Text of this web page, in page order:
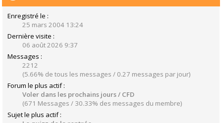
Enregistré le :
25 mars 2004 13:24
Dernière visite :
06 août 2026 9:37
Messages :
2212
(5.66% de tous les messages / 0.27 messages par jour)
Forum le plus actif :
Voler dans les prochains jours / CFD
(671 Messages / 30.33% des messages du membre)
Sujet le plus actif :